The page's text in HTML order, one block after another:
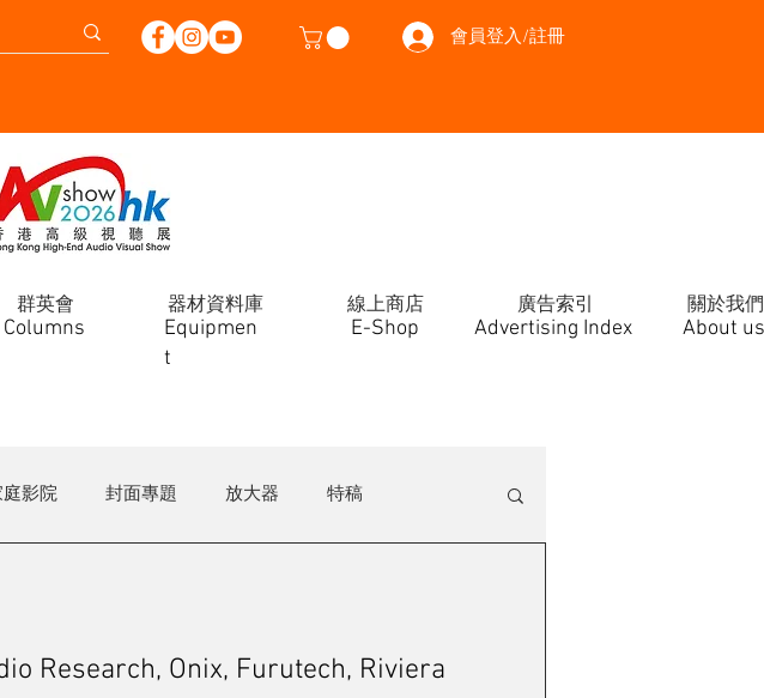
會員登入/註冊
群英會 器材資料庫 線上商店 廣告索引 關於我們
Equipmen
t
E-Shop
Columns About us
Advertising Index
庭影院 封面專題 放大器 特稿
2025音響展 梁錦暉 樂在其中
Research, Onix, Furutech, Riviera